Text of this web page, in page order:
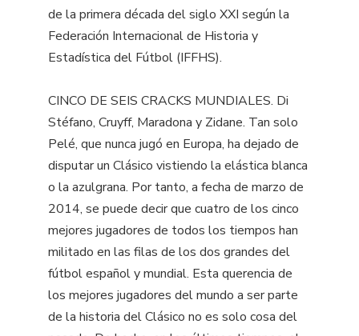
de la primera década del siglo XXI según la
Federación Internacional de Historia y
Estadística del Fútbol (IFFHS).
CINCO DE SEIS CRACKS MUNDIALES. Di
Stéfano, Cruyff, Maradona y Zidane. Tan solo
Pelé, que nunca jugó en Europa, ha dejado de
disputar un Clásico vistiendo la elástica blanca
o la azulgrana. Por tanto, a fecha de marzo de
2014, se puede decir que cuatro de los cinco
mejores jugadores de todos los tiempos han
militado en las filas de los dos grandes del
fútbol español y mundial. Esta querencia de
los mejores jugadores del mundo a ser parte
de la historia del Clásico no es solo cosa del